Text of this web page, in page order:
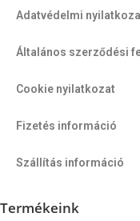
Adatvédelmi
Általános szerződési
Cookie nyilatkozat
Fizetés információ
Szállítás információ
Termékeink